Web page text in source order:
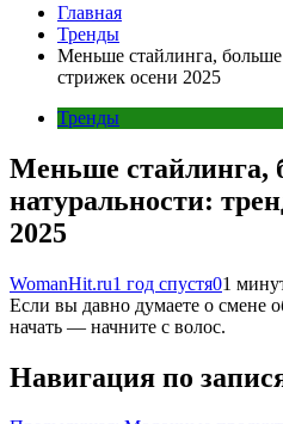
Главная
Тренды
Меньше стайлинга,
стрижек осени 2025
Тренды
Меньше стайлинга,
натуральности:
2025
WomanHit.ru1 год спустя01
Если вы давно думаете о смене
начать — начните с волос.
Навигация по